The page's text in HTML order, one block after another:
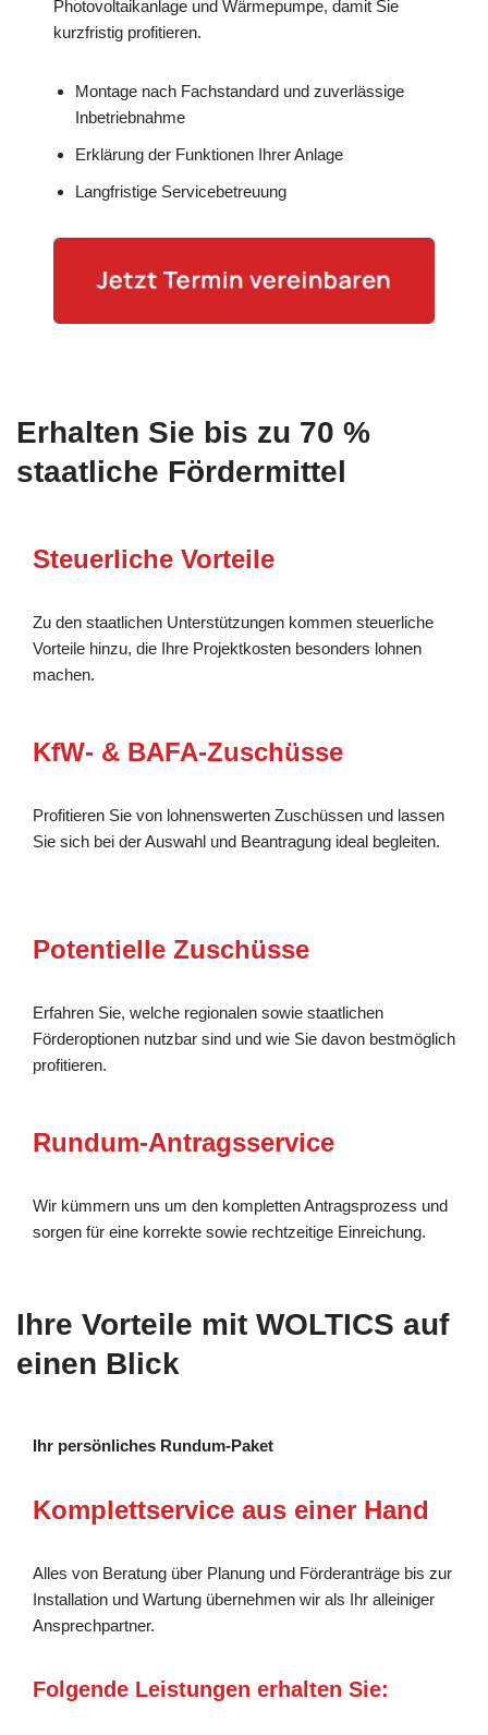
Photovoltaikanlage und Wärmepumpe, damit Sie
kurzfristig profitieren.
Montage nach Fachstandard und zuverlässige
Inbetriebnahme
Erklärung der Funktionen Ihrer Anlage
Langfristige Servicebetreuung
Erhalten Sie bis zu 70 %
staatliche Fördermittel
Steuerliche Vorteile
Zu den staatlichen Unterstützungen kommen steuerliche
Vorteile hinzu, die Ihre Projektkosten besonders lohnen
machen.
KfW- & BAFA-Zuschüsse
Profitieren Sie von lohnenswerten Zuschüssen und lassen
Sie sich bei der Auswahl und Beantragung ideal begleiten.
Potentielle Zuschüsse
Erfahren Sie, welche regionalen sowie staatlichen
Förderoptionen nutzbar sind und wie Sie davon bestmöglich
profitieren.
Rundum-Antragsservice
Wir kümmern uns um den kompletten Antragsprozess und
sorgen für eine korrekte sowie rechtzeitige Einreichung.
Ihre Vorteile mit WOLTICS auf
einen Blick
Ihr persönliches Rundum-Paket
Komplettservice aus einer Hand
Alles von Beratung über Planung und Förderanträge bis zur
Installation und Wartung übernehmen wir als Ihr alleiniger
Ansprechpartner.
Folgende Leistungen erhalten Sie: